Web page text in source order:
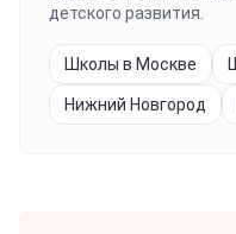
детского развития.
Школы в Москве
Нижний Новгород